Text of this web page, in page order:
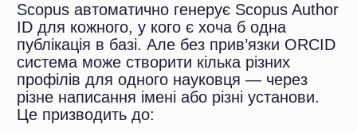
символів: цифра, латинська літера,
спецсимвол. Після натискання «Register»
надійде лист із підтвердженням.
Крок 3. Підтвердження реєстрації та
отримання ORCID iD
Перейдіть за посиланням із листа. Без
підтвердження доступ до всіх функцій буде